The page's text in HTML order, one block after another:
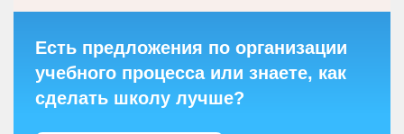
Есть предложения по организации
учебного процесса или знаете, как
сделать школу лучше?